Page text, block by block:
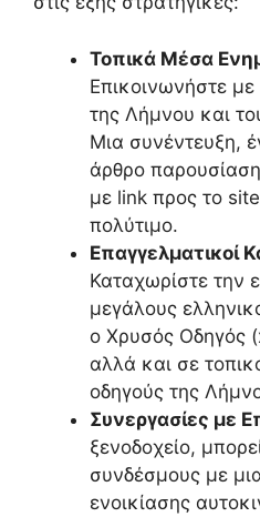
Τοπικά Μέσα
Επικοινωνήστε
της Λήμνου και
Μια συνέντευξη,
άρθρο
με link προς το site
πολύτιμο.
Επαγγελματικοί
Καταχωρίστε την
μεγάλους
ο Χρυσός Οδηγός
αλλά και σε
οδηγούς της
Συνεργασίες με
ξενοδοχείο,
συνδέσμους με
ενοικίασης